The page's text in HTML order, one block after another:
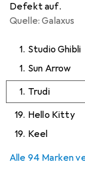
Defekt auf.
Quelle: Galaxus
1. Studio Ghibli
1. Sun Arrow
1. Trudi
19. Hello Kitty
19. Keel
Alle 94 Marken